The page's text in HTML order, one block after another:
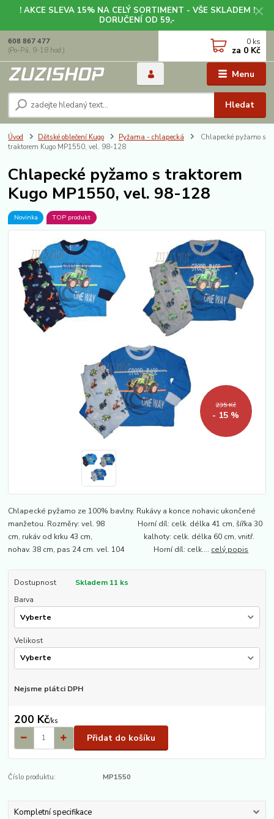
! AKCE SLEVA 15% NA CELÝ SORTIMENT - VŠE SKLADEM !
DORUČENÍ OD 59,-
Menu
Hledat
608 867 477
(Po-Pá, 9-18 hod.)
0 ks
za 0 Kč
Úvod Dětské oblečení Kugo Pyžama - chlapecká
Chlapecké pyžamo s
traktorem Kugo MP1550, vel. 98-128
Chlapecké pyžamo s traktorem
Kugo MP1550, vel. 98-128
Novinka TOP produkt
235 Kč
- 15 %
Chlapecké pyžamo ze 100% bavlny. Rukávy a konce nohavic ukončené
manžetou. Rozměry: vel. 98 Horní díl: celk. délka 41 cm, šířka 30
cm, rukáv od krku 43 cm, kalhoty: celk. délka 60 cm, vnitř.
nohav. 38 cm, pas 24 cm. vel. 104 Horní díl: celk.... celý popis
Dostupnost
Skladem 11 ks
Barva
Velikost
Nejsme plátci DPH
200 Kč/ks
Přidat do košíku
Číslo produktu: MP1550
Kompletní specifikace